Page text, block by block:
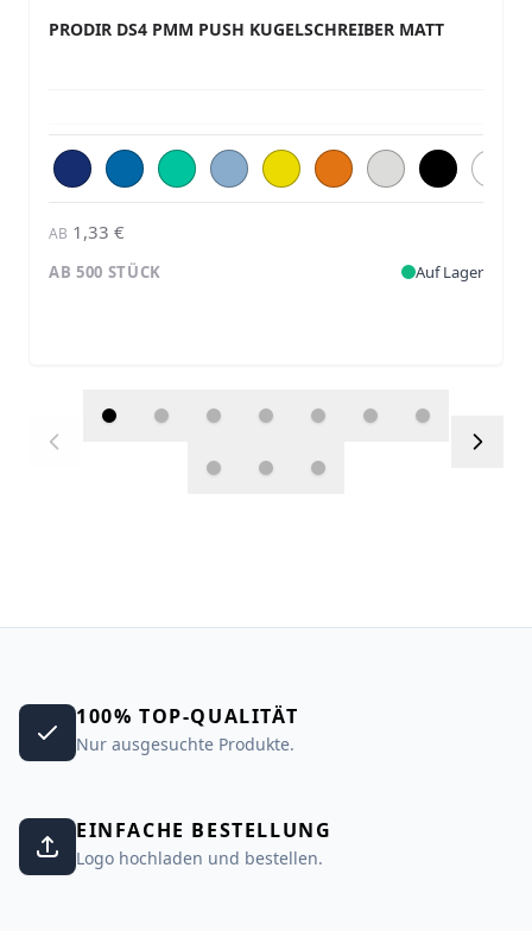
PRODIR DS4 PMM PUSH KUGELSCHREIBER MATT
AB 1,33 €
AB 500 STÜCK Auf Lager
100% TOP-QUALITÄT
Nur ausgesuchte Produkte.
EINFACHE BESTELLUNG
Logo hochladen und bestellen.